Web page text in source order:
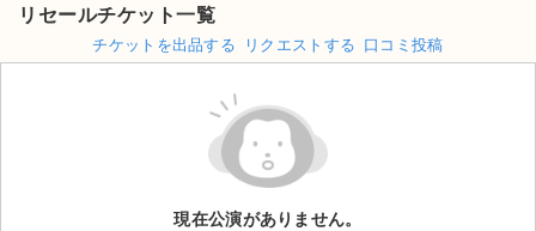
都道府県からチケットを探す
チケットのリクエスト一覧
リセールチケット一覧
チケットを出品する リクエストする 口コミ投稿
現在公演がありません。